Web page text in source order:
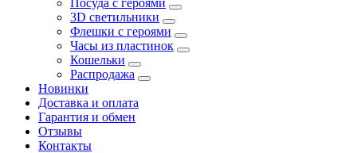
3D светильники
Флешки с героями
Часы из пластинок
Кошельки
Распродажа
Новинки
Доставка и оплата
Гарантия и обмен
Отзывы
Контакты